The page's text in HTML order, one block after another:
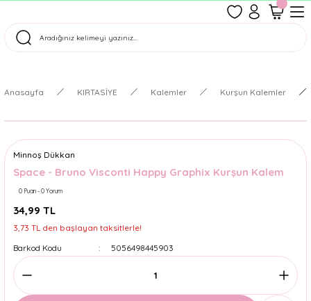
Tüm Siparişler Aynı Gün Kargoda!
Anasayfa KIRTASİYE Kalemler Kurşun Kalemler
Minnoş Dükkan
Space - Bruno Visconti Happy Graphix Kurşun Kalem
0 Puan - 0 Yorum
34,99 TL
3,73 TL den başlayan taksitlerle!
Barkod Kodu
5056498445903